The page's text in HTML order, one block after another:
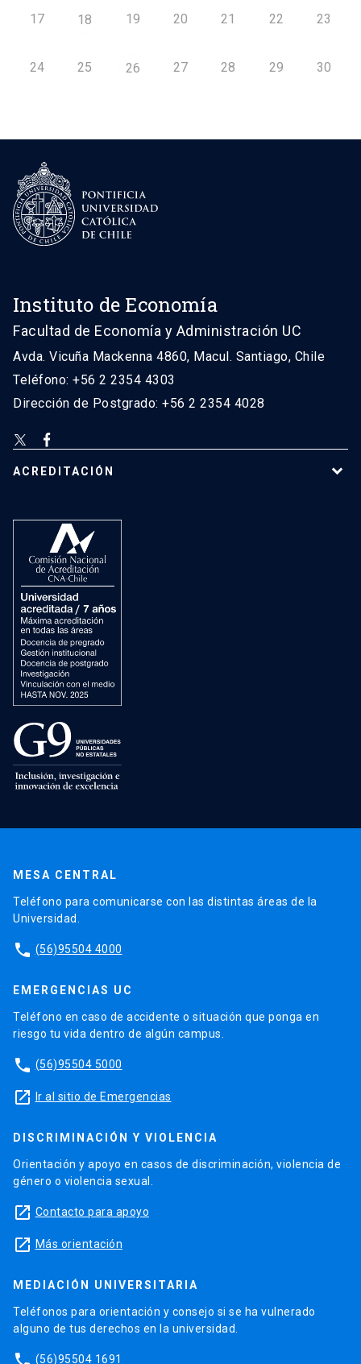
17 18 19 20 21 22 23
24 25 26 27 28 29 30
Instituto de Economía
Facultad de Economía y Administración UC
Avda. Vicuña Mackenna 4860, Macul. Santiago, Chile
Teléfono: +56 2 2354 4303
Dirección de Postgrado: +56 2 2354 4028
ACREDITACIÓN
MESA CENTRAL
Teléfono para comunicarse con las distintas áreas de la
Universidad.
phone (56)95504 4000
EMERGENCIAS UC
Teléfono en caso de accidente o situación que ponga en
riesgo tu vida dentro de algún campus.
phone (56)95504 5000
launch Ir al sitio de Emergencias
DISCRIMINACIÓN Y VIOLENCIA
Orientación y apoyo en casos de discriminación, violencia de
género o violencia sexual.
launch Contacto para apoyo
launch Más orientación
MEDIACIÓN UNIVERSITARIA
Teléfonos para orientación y consejo si se ha vulnerado
alguno de tus derechos en la universidad.
(56)95504 1691